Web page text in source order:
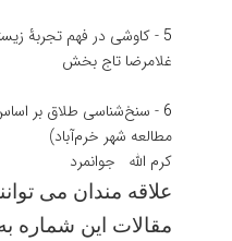
5
-کاوشی در فهم تجربۀ
غلامرضا تاج بخش
6
- سنخ‌شناسی طلاق بر
مطالعه شهر خرم‌آباد)
کرم الله جوانمرد
علاقه مندان می
مقالات این شماره